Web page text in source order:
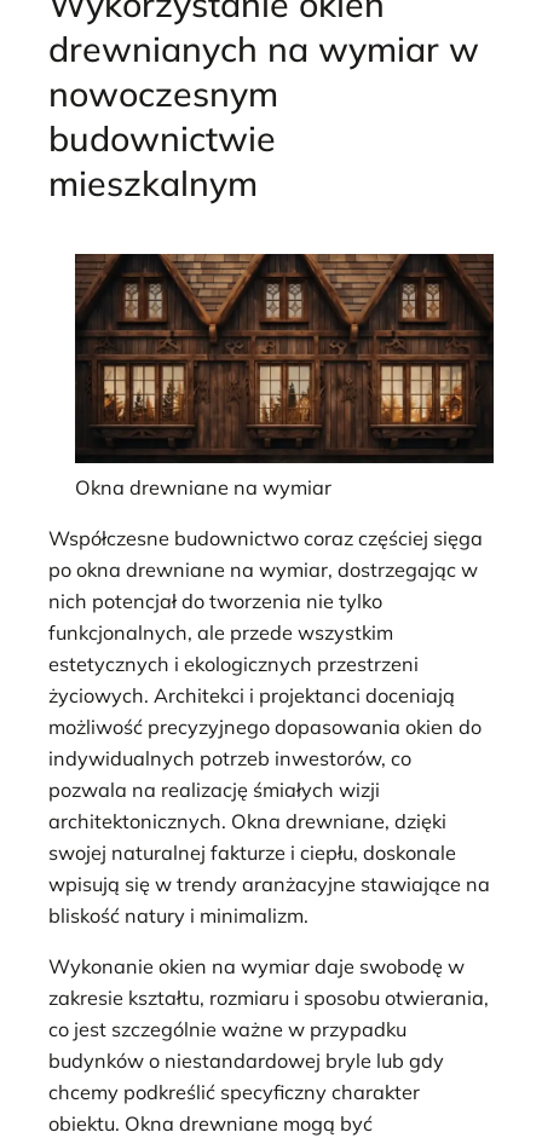
drewnianych na wymiar w
nowoczesnym
budownictwie
mieszkalnym
Okna drewniane na wymiar
Współczesne budownictwo coraz częściej sięga
po okna drewniane na wymiar, dostrzegając w
nich potencjał do tworzenia nie tylko
funkcjonalnych, ale przede wszystkim
estetycznych i ekologicznych przestrzeni
życiowych. Architekci i projektanci doceniają
możliwość precyzyjnego dopasowania okien do
indywidualnych potrzeb inwestorów, co
pozwala na realizację śmiałych wizji
architektonicznych. Okna drewniane, dzięki
swojej naturalnej fakturze i ciepłu, doskonale
wpisują się w trendy aranżacyjne stawiające na
bliskość natury i minimalizm.
Wykonanie okien na wymiar daje swobodę w
zakresie kształtu, rozmiaru i sposobu otwierania,
co jest szczególnie ważne w przypadku
budynków o niestandardowej bryle lub gdy
chcemy podkreślić specyficzny charakter
obiektu. Okna drewniane mogą być